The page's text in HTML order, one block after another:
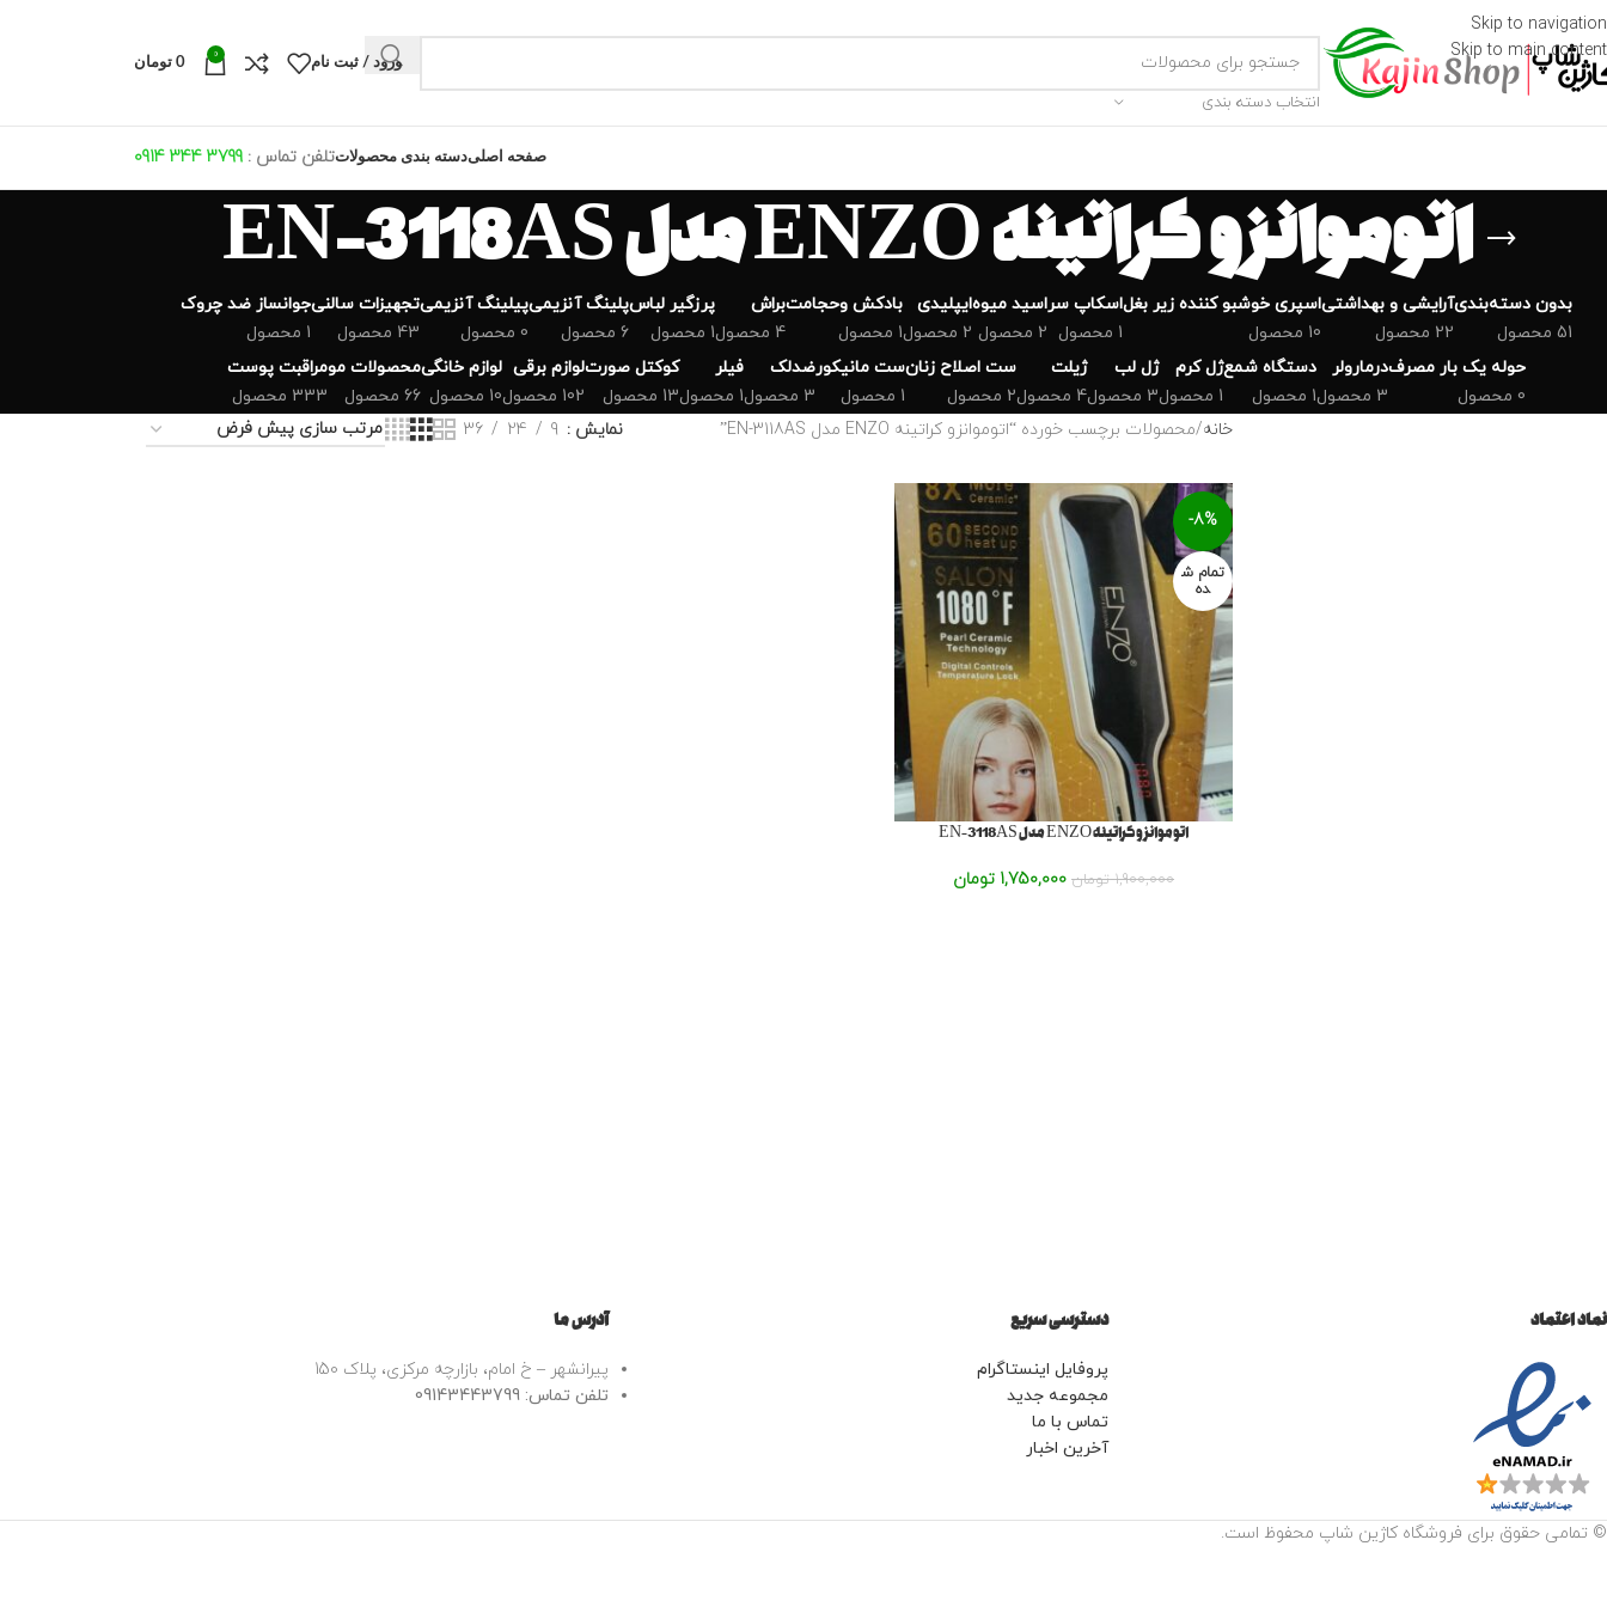
Skip to navigation
Skip to main content
انتخاب دسته بندی
ورود / ثبت نام
0
0 تومان
صفحه اصلیدسته بندی محصولاتتلفن تماس : 3799 344 0914
اتو‌موانزو‌ کراتینه ENZO مدل EN-3118AS
بدون دسته‌بندی
51 محصول
‌آرایشی و بهداشتی
22 محصول
اسپری خوشبو کننده زیر بغل
10 محصول
اسکاپ سر
1 محصول
اسید میوه
2 محصول
ایپلیدی
2 محصول
بادکش وحجامت
1 محصول
براش
4 محصول
پرزگیر لباس
1 محصول
پلینگ آنزیمی
6 محصول
پیلینگ آنزیمی
0 محصول
تجهیزات سالنی
43 محصول
جوانساز ضد چروک
1 محصول
حوله یک بار مصرف
0 محصول
درمارولر
3 محصول
دستگاه شمع
1 محصول
ژل کرم
1 محصول
ژل لب
3 محصول
ژیلت
4 محصول
ست اصلاح زنان
2 محصول
ست مانیکور
1 محصول
ضدلک
3 محصول
فیلر
1 محصول
کوکتل صورت
13 محصول
لوازم برقی
102 محصول
لوازم خانگی
10 محصول
محصولات مو
66 محصول
مراقبت پوست
333 محصول
خانه محصولات برچسب خورده “اتو‌موانزو‌ کراتینه ENZO مدل EN-3118AS” نمایش 9
24
36
-8%
تمام ش
ده
اتو‌موانزو‌ کراتینه ENZO مدل EN-3118AS
1,900,000 تومان 1,750,000 تومان
نماد اعتماد دسترسی سریع
پروفایل اینستاگرام
مجموعه جدید
تماس با ما
آخرین اخبار
آدرس ما
پیرانشهر – خ امام، بازارچه مرکزی، پلاک 150
تلفن تماس: 09143443799
© تمامی حقوق برای فروشگاه کاژین شاپ محفوظ است.